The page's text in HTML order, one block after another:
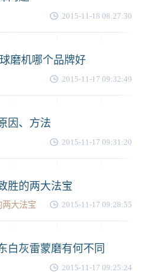
2015-11-18 08:27:30
磨机哪个品牌好
2015-11-17 09:32:49
因、方法
2015-11-17 09:31:20
胜的两大法宝
大法宝 2015-11-17 09:28:55
白灰雷蒙磨有何不同
2015-11-17 09:25:24